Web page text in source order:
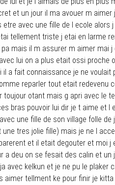
et un jour il ma avouer m
avec une fille de l ecole alors
tellement triste j etai en larme
mais il m assurer m aimer mai
lui on a plus etait ossi proche
a fait connaissance je ne voulait
reparler tout etait redevenu
otant mais g apri avec le
bras pouvoir lui dir je t aime et l
une fille de son village folle de
tres jolie fille) mais je ne l
et il etait degouter et moi
deu on se fesait des calin et un
avec kelkun et je ne pu le plaker
tellment ke pour finir je